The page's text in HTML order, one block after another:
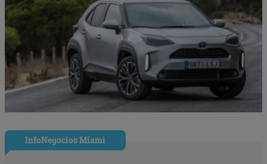
InfoNegocios Miami